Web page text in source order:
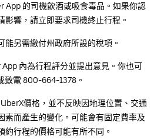
App 的司機飲酒或吸食毒品。如果你認
影響，請立即要求司機終止行程。
能另需繳付州政府所設的稅項。
內為行程評分並提出意見。你也可
致電 800-664-1378。
價格，並不反映因地理位置、交通
素而產生的變化。可能會有固定費率及
約行程的價格可能有所不同。